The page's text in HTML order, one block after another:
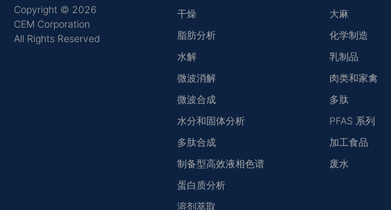
Copyright © 2026
CEM Corporation
All Rights Reserved
干燥
脂肪分析
水解
微波消解
微波合成
水分和固体分析
多肽合成
制备型高效液相色谱
蛋白质分析
溶剂萃取
大麻
化学制造
乳制品
肉类和家禽
多肽
PFAS 系列
加工食品
废水